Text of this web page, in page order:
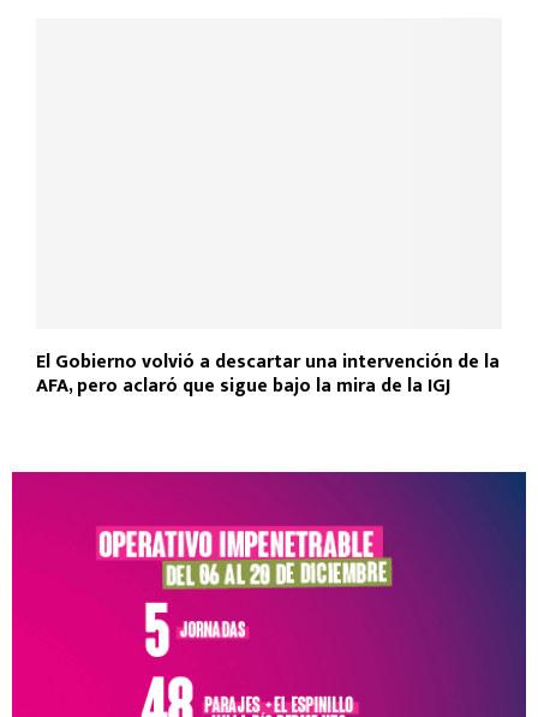
El Gobierno volvió a descartar una intervención de la
AFA, pero aclaró que sigue bajo la mira de la IGJ